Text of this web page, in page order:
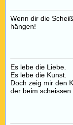
Wenn dir die
hängen!
Es lebe die Liebe.
Es lebe die Kunst.
Doch zeig mir den
der beim scheissen